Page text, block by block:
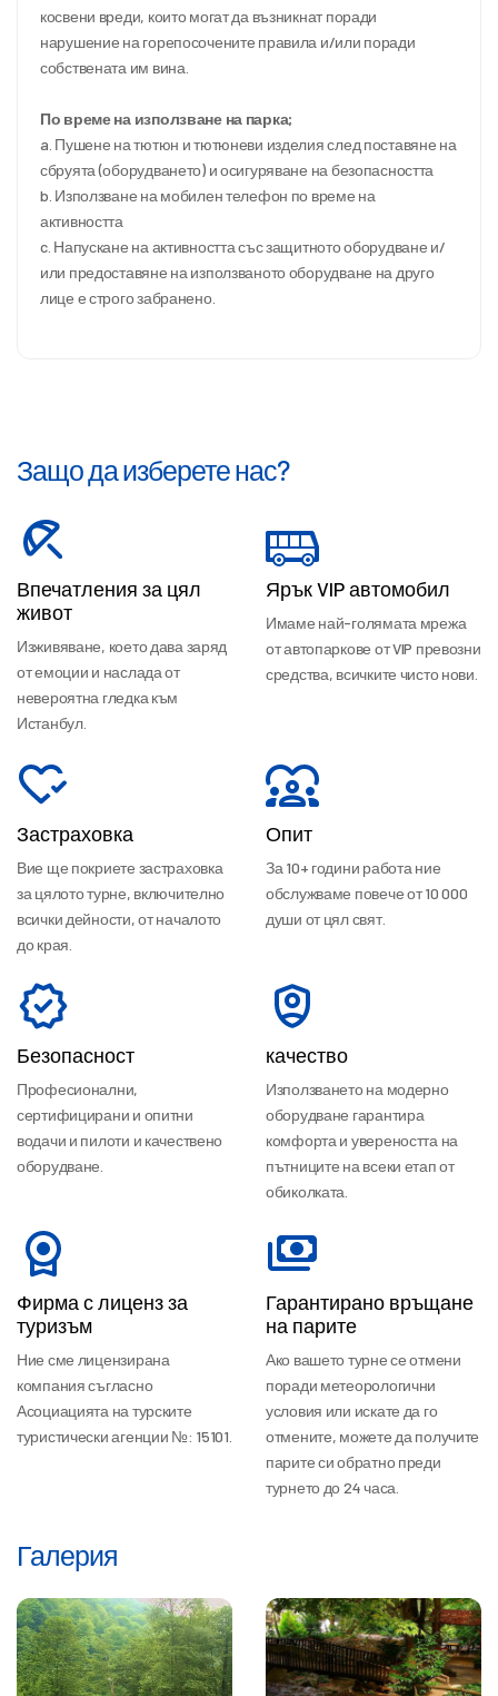
косвени вреди, които могат да възникнат поради
нарушение на горепосочените правила и/или поради
собствената им вина.
По време на използване на парка;
a. Пушене на тютюн и тютюневи изделия след поставяне на
сбруята (оборудването) и осигуряване на безопасността
b. Използване на мобилен телефон по време на
активността
c. Напускане на активността със защитното оборудване и/
или предоставяне на използваното оборудване на друго
лице е строго забранено.
Защо да изберете нас?
Впечатления за цял
живот
Изживяване, което дава заряд
от емоции и наслада от
невероятна гледка към
Истанбул.
Ярък VIP автомобил
Имаме най-голямата мрежа
от автопаркове от VIP превозни
средства, всичките чисто нови.
Застраховка
Вие ще покриете застраховка
за цялото турне, включително
всички дейности, от началото
до края.
Опит
За 10+ години работа ние
обслужваме повече от 10 000
души от цял свят.
Безопасност
Професионални,
сертифицирани и опитни
водачи и пилоти и качествено
оборудване.
качество
Използването на модерно
оборудване гарантира
комфорта и увереността на
пътниците на всеки етап от
обиколката.
Фирма с лиценз за
туризъм
Ние сме лицензирана
компания съгласно
Асоциацията на турските
туристически агенции №: 15101.
Гарантирано връщане
на парите
Ако вашето турне се отмени
поради метеорологични
условия или искате да го
отмените, можете да получите
парите си обратно преди
турнето до 24 часа.
Галерия